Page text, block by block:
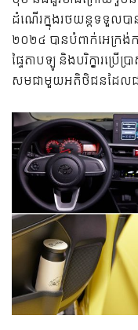
ដំណើរក្នុងរថយន្តទទួលបា
២០២៤ បានបំពាក់អេក្រង់ក
ផ្ទៃតាបឡូ និងបរិក្ខារប្រើ
សមជាមួយអតិថិជនដែលជ